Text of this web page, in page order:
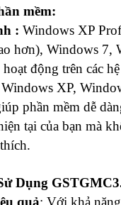
mềm:
: Windows XP
hơn), Windows 7,
động trên các
XP,
phần mềm dễ
tại của bạn mà
Dụng
quả: Với khả